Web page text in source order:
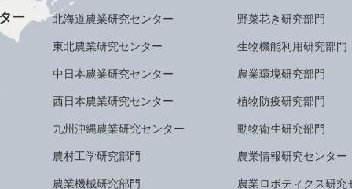
ー 北海道農業研究センター
東北農業研究センター
中日本農業研究センター
西日本農業研究センター
九州沖縄農業研究センター
農村工学研究部門
農業機械研究部門
野菜花き研究部門
生物機能利用研究部門
農業環境研究部門
植物防疫研究部門
動物衛生研究部門
農業情報研究センター
農業ロボティクス研究